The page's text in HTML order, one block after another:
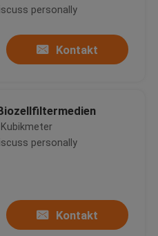
personally
Kontakt
Kubikmeter
personally
Kontakt
11*7mm Natürliche Farbe und jungfräuliches HDPE Material MBBR Biofilmträger Hersteller